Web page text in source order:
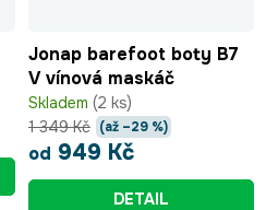
Jonap barefoot boty B7
V vínová maskáč
Skladem (2 ks)
od 949 Kč
1 349 Kč (až –29 %)
DETAIL